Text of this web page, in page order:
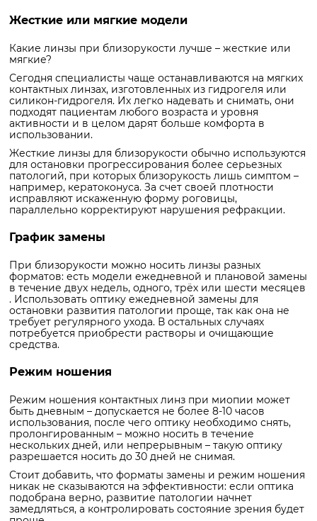
Жесткие или мягкие модели
Какие линзы при близорукости лучше – жесткие или
мягкие?
Сегодня специалисты чаще останавливаются на мягких
контактных линзах, изготовленных из гидрогеля или
силикон-гидрогеля. Их легко надевать и снимать, они
подходят пациентам любого возраста и уровня
активности и в целом дарят больше комфорта в
использовании.
Жесткие линзы для близорукости обычно используются
для остановки прогрессирования более серьезных
патологий, при которых близорукость лишь симптом –
например, кератоконуса. За счет своей плотности
исправляют искаженную форму роговицы,
параллельно корректируют нарушения рефракции.
График замены
При близорукости можно носить линзы разных
форматов: есть модели ежедневной и плановой замены
в течение двух недель, одного, трёх или шести месяцев
. Использовать оптику ежедневной замены для
остановки развития патологии проще, так как она не
требует регулярного ухода. В остальных случаях
потребуется приобрести растворы и очищающие
средства.
Режим ношения
Режим ношения контактных линз при миопии может
быть дневным – допускается не более 8-10 часов
использования, после чего оптику необходимо снять,
пролонгированным – можно носить в течение
нескольких дней, или непрерывным – такую оптику
разрешается носить до 30 дней не снимая.
Стоит добавить, что форматы замены и режим ношения
никак не сказываются на эффективности: если оптика
подобрана верно, развитие патологии начнет
замедляться, а контролировать состояние зрения будет